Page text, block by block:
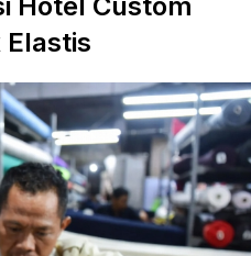
Elastis